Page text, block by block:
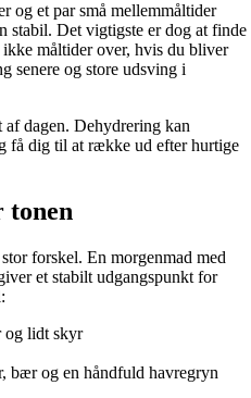
og et par små mellemmåltider
stabil. Det vigtigste er dog at finde
måltider over, hvis du bliver
senere og store udsving i
dagen. Dehydrering kan
få dig til at række ud efter hurtige
tonen
forskel. En morgenmad med
et stabilt udgangspunkt for
og lidt skyr
bær og en håndfuld havregryn